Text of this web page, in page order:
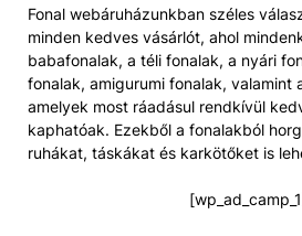
Fonal webáruházunkban széles
minden kedves vásárlót, ahol
babafonalak, a téli fonalak, a nyári
fonalak, amigurumi fonalak, valamint
amelyek most ráadásul rendkívül
kaphatóak. Ezekből a fonalakból
ruhákat, táskákat és karkötőket is